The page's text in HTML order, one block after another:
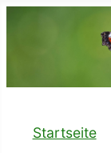
Startseite